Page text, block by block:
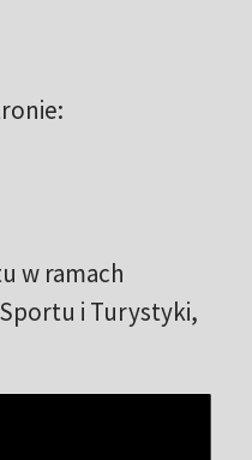
w ramach
i Turystyki,